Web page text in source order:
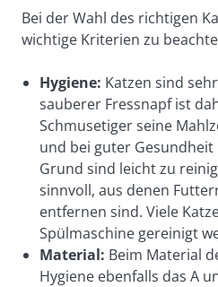
Bei der Wahl des richtigen
wichtige Kriterien zu
Hygiene: Katzen sind
sauberer Fressnapf ist
Schmusetiger seine
und bei guter Gesundheit
Grund sind leicht zu
sinnvoll, aus denen
entfernen sind. Viele
Spülmaschine gereinigt
Material: Beim Material
Hygiene ebenfalls das A